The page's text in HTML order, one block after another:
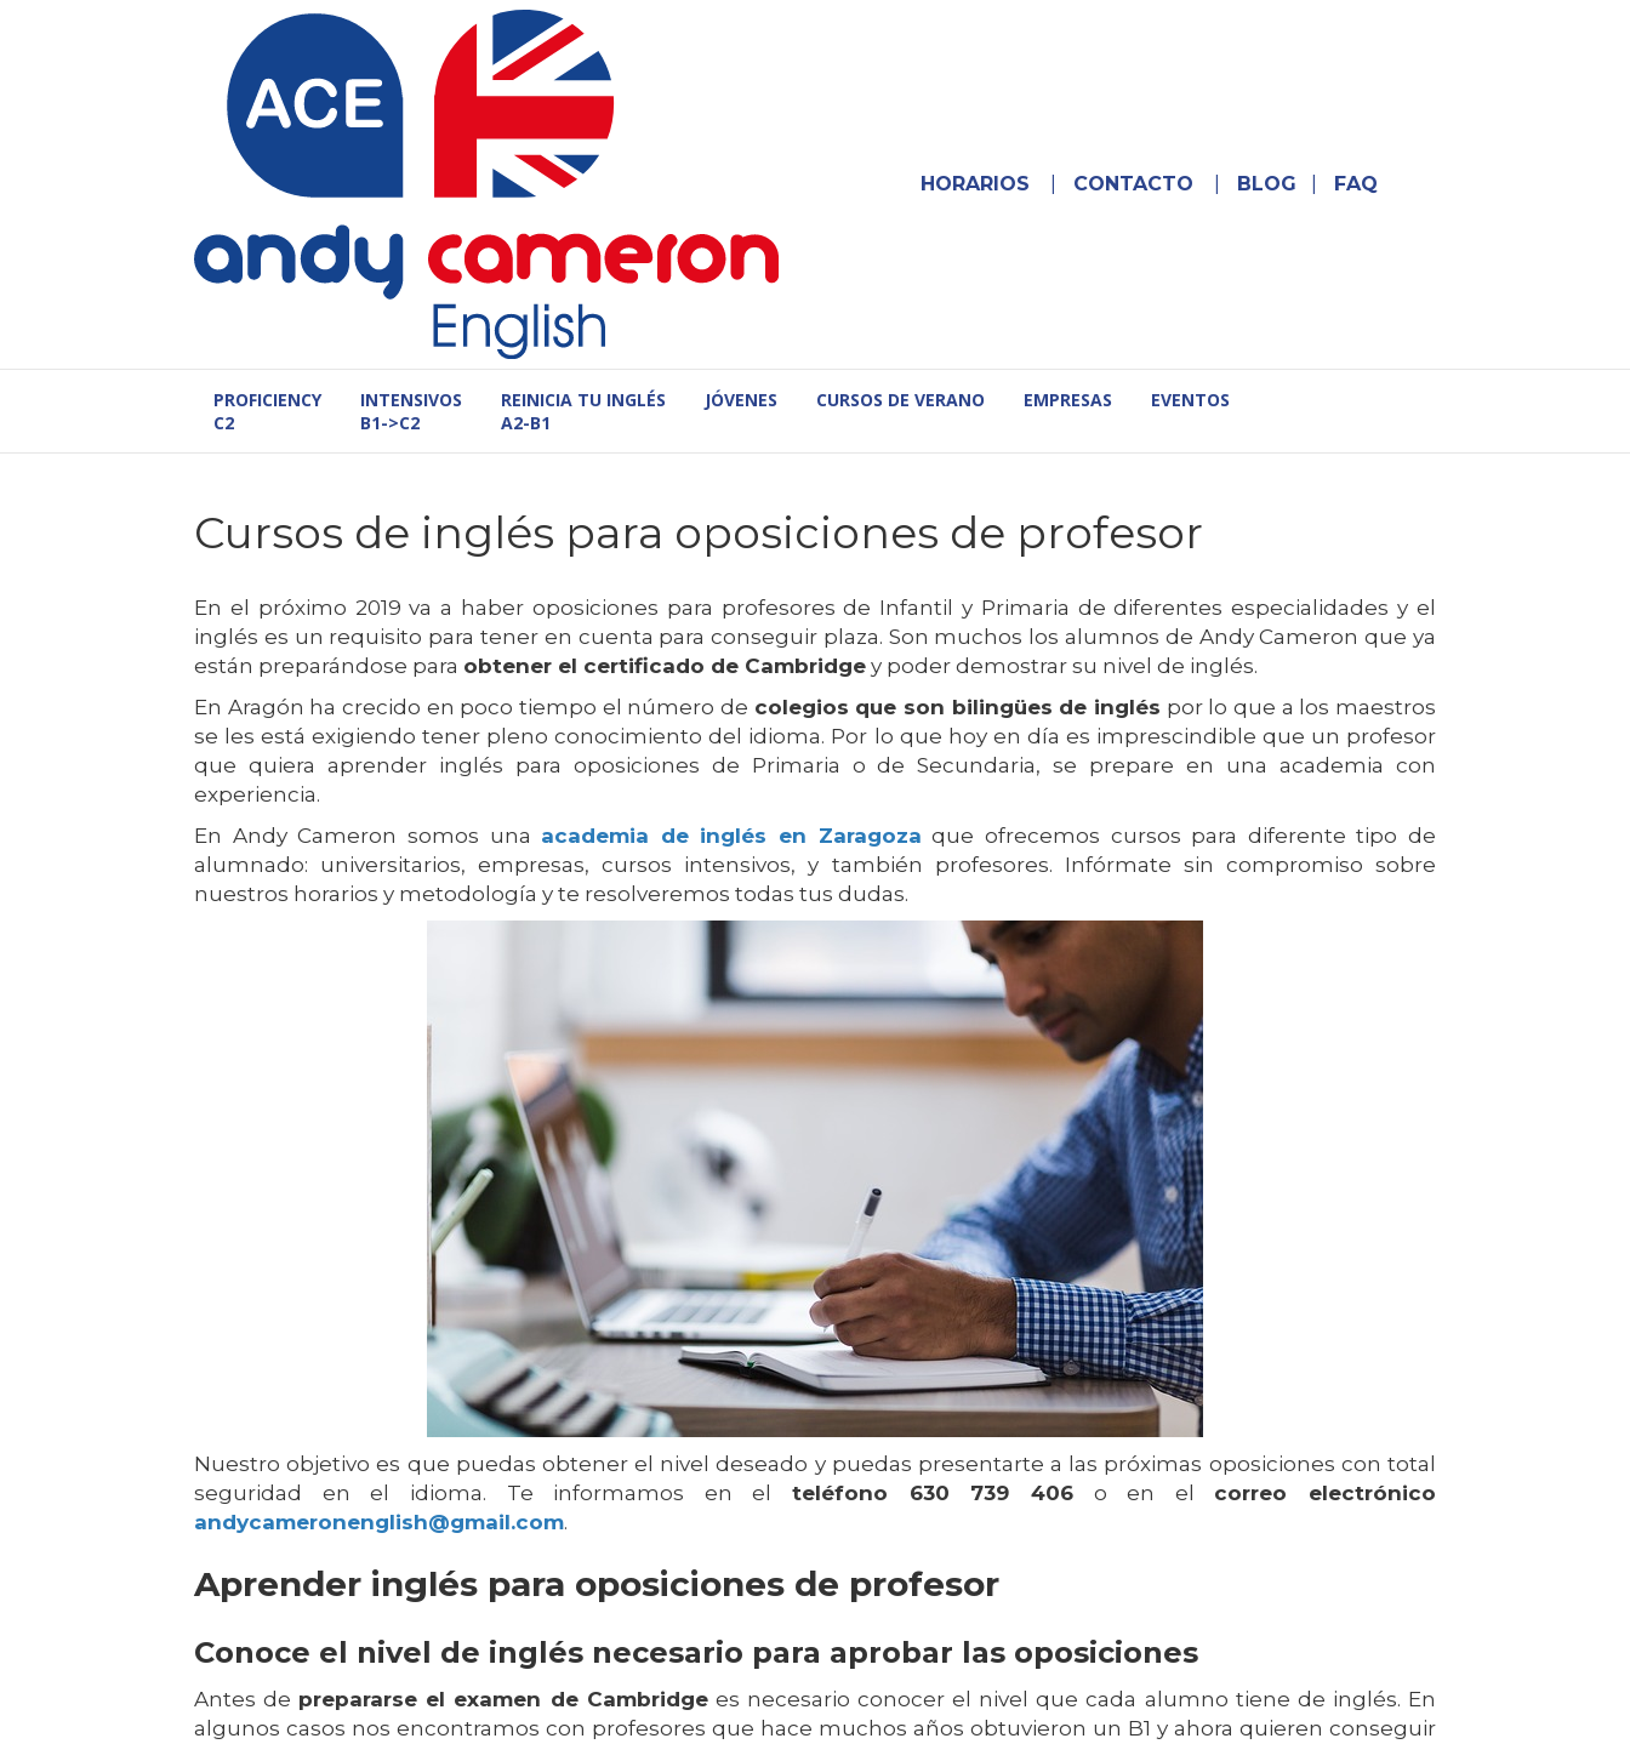
HORARIOS CONTACTO BLOG FAQ
PROFICIENCY
C2
INTENSIVOS
B1->C2
REINICIA TU INGLÉS
A2-B1
JÓVENES CURSOS DE VERANO EMPRESAS EVENTOS
Cursos de inglés para oposiciones de profesor
En el próximo 2019 va a haber oposiciones para profesores de Infantil y Primaria de diferentes especialidades y el
inglés es un requisito para tener en cuenta para conseguir plaza. Son muchos los alumnos de Andy Cameron que ya
están preparándose para obtener el certificado de Cambridge y poder demostrar su nivel de inglés.
En Aragón ha crecido en poco tiempo el número de colegios que son bilingües de inglés por lo que a los maestros
se les está exigiendo tener pleno conocimiento del idioma. Por lo que hoy en día es imprescindible que un profesor
que quiera aprender inglés para oposiciones de Primaria o de Secundaria, se prepare en una academia con
experiencia.
En Andy Cameron somos una academia de inglés en Zaragoza que ofrecemos cursos para diferente tipo de
alumnado: universitarios, empresas, cursos intensivos, y también profesores. Infórmate sin compromiso sobre
nuestros horarios y metodología y te resolveremos todas tus dudas.
Nuestro objetivo es que puedas obtener el nivel deseado y puedas presentarte a las próximas oposiciones con total
seguridad en el idioma. Te informamos en el teléfono 630 739 406o en el correo electrónico
andycameronenglish@gmail.com.
Aprender inglés para oposiciones de profesor
Conoce el nivel de inglés necesario para aprobar las oposiciones
Antes de prepararse el examen de Cambridgees necesario conocer el nivel que cada alumno tiene de inglés. En
algunos casos nos encontramos con profesores que hace muchos años obtuvieron un B1 y ahora quieren conseguir